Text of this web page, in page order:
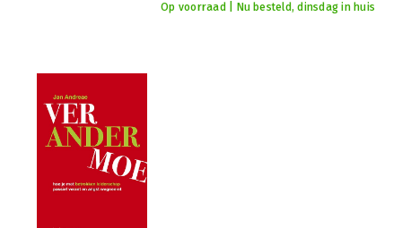
Op voorraad | Nu besteld, dinsdag in huis